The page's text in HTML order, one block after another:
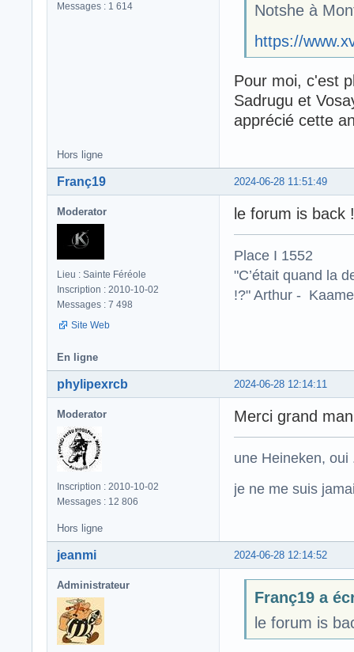
Messages : 1 614
Notshe à
https://
Pour moi, c'est
Sadrugu et
apprécié cette
Hors ligne
2024-06-28 11:51:49
Franç19
Moderator
Lieu : Sainte Féréole
Inscription : 2010-10-02
Messages : 7 498
Site Web
le forum is back
Place I 1552
"C’était quand la
!?" Arthur -
En ligne
2024-06-28 12:14:11
phylipexrcb
Moderator
Inscription : 2010-10-02
Messages : 12 806
Merci grand
une Heineken,
je ne me suis
Hors ligne
2024-06-28 12:14:52
jeanmi
Administrateur
Franç19 a
le forum is